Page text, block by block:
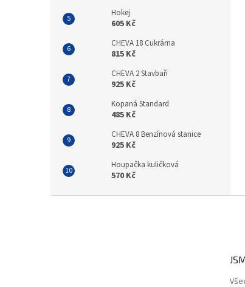
Hokej
605 Kč
CHEVA 18 Cukrárna
815 Kč
CHEVA 2 Stavbaři
925 Kč
Kopaná Standard
485 Kč
CHEVA 8 Benzínová stanice
925 Kč
Houpačka kuličková
570 Kč